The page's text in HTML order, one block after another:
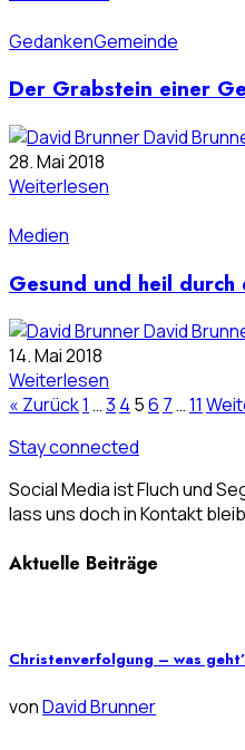
GedankenGemeinde
Der Grabstein einer
David
28. Mai 2018
Weiterlesen
Medien
Gesund und heil durch
David
14. Mai 2018
Weiterlesen
« Zurück1 …3 4 56 7…11
Stay connected
Social Media ist Fluch und
lass uns doch in Kontakt
Aktuelle Beiträge
Christenverfolgung – was
vonDavid Brunner